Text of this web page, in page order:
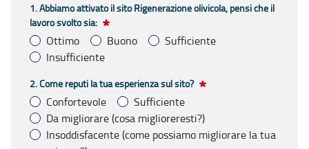
1. Abbiamo attivato il sito Rigenerazione olivicola, pensi che il
lavoro svolto sia:
Ottimo Buono
Sufficiente
Insufficiente
Obbligatorio
2. Come reputi la tua esperienza sul sito?
Confortevole
Sufficiente
Da migliorare (cosa miglioreresti?)
Insoddisfacente (come possiamo migliorare la tua